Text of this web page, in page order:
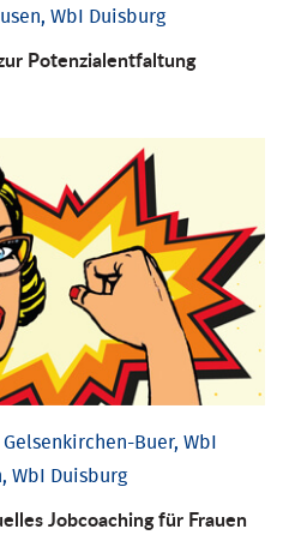
WbI Duisburg
Potenzialentfaltung
Buer, WbI
WbI Duisburg
Job­coaching für Frauen